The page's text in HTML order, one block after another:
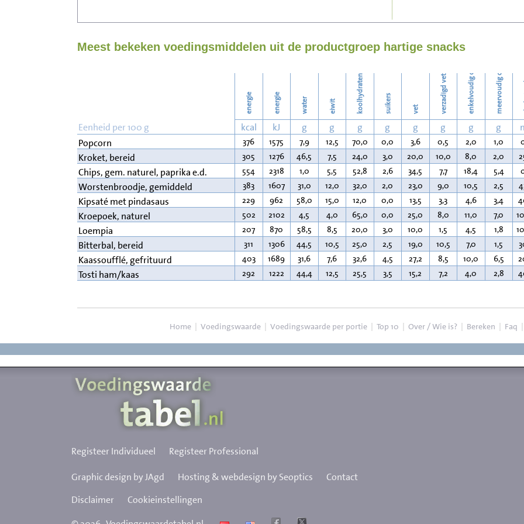
Wassen
Meest bekeken voedingsmiddelen uit de productgroep hartige snacks
energie energie water eiwit koolhydraten suikers vet verzadigd vet enkelvoudig onverzadigd vet meervoudig onverzadigd vet
Eenheid per 100 g kcal kJ g g g g g g g g
Popcorn
376 1575 7,9 12,5 70,0 0,0 3,6 0,5 2,0 1,0
Kroket, bereid 305 1276 46,5 7,5 24,0 3,0 20,0 10,0 8,0 2,0
Chips, gem. naturel, paprika e.d. 554 2318 1,0 5,5 52,8 2,6 34,5 7,7 18,4 5,4
Worstenbroodje, gemiddeld 383 1607 31,0 12,0 32,0 2,0 23,0 9,0 10,5 2,5
Kipsaté met pindasaus 229 962 58,0 15,0 12,0 0,0 13,5 3,3 4,6 3,4
Kroepoek, naturel 502 2102 4,5 4,0 65,0 0,0 25,0 8,0 11,0 7,0
Loempia 207 870 58,5 8,5 20,0 3,0 10,0 1,5 4,5 1,8
Bitterbal, bereid 311 1306 44,5 10,5 25,0 2,5 19,0 10,5 7,0 1,5
Kaassoufflé, gefrituurd 403 1689 31,6 7,6 32,6 4,5 27,2 8,5 10,0 6,5
Tosti ham/kaas 292 1222 44,4 12,5 25,5 3,5 15,2 7,2 4,0 2,8
Home | Voedingswaarde | Voedingswaarde per portie | Top 10 | Over / Wie is? | Bereken | Faq |
Registeer Individueel Registeer Professional
Graphic design by JAgd Hosting & webdesign by Seoptics
Contact
Disclaimer
Cookieinstellingen